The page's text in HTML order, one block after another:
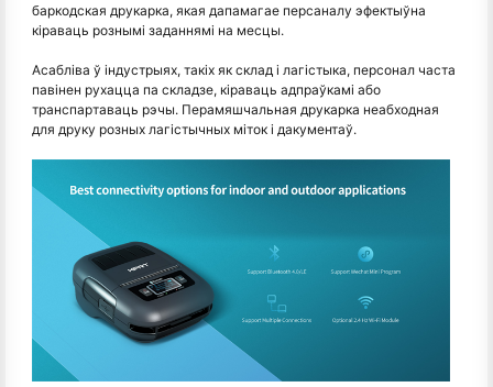
баркодская друкарка, якая дапамагае персаналу эфектыўна
кіраваць рознымі заданнямі на месцы.
Асабліва ў індустрыях, такіх як склад і лагістыка, персонал часта
павінен рухацца па складзе, кіраваць адпраўкамі або
транспартаваць рэчы. Перамяшчальная друкарка неабходная
для друку розных лагістычных міток і дакументаў.